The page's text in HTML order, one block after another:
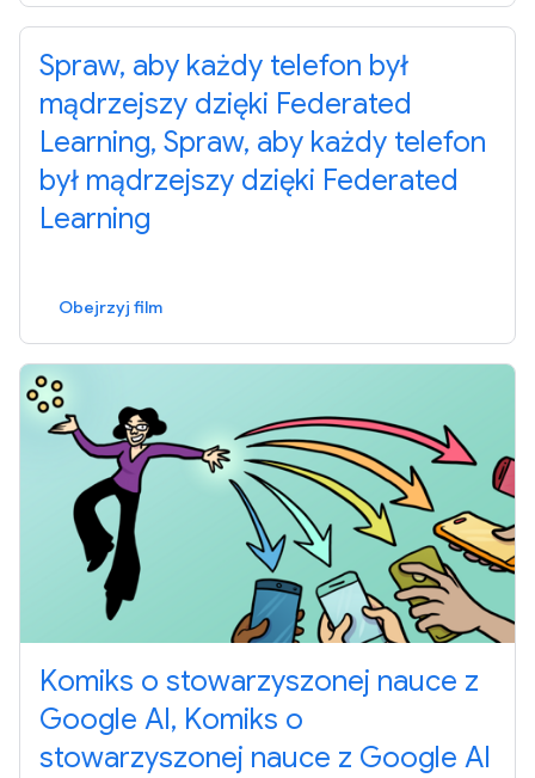
Spraw, aby każdy telefon był
mądrzejszy dzięki Federated
Learning, Spraw, aby każdy telefon
był mądrzejszy dzięki Federated
Learning
Obejrzyj film
Komiks o stowarzyszonej nauce z
Google AI, Komiks o
stowarzyszonej nauce z Google AI